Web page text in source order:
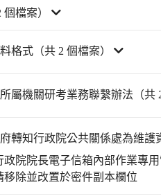
檔案）
格式（共 2 個檔案）
屬機關研考業務聯繫辦法（共
轉知行政院公共關係處為維護
院院長電子信箱內部作業專用
移除並改置於密件副本欄位